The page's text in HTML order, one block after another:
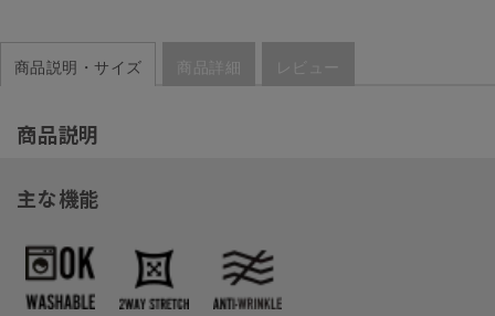
商品説明・サイズ 商品詳細 レビュー
商品説明
主な機能